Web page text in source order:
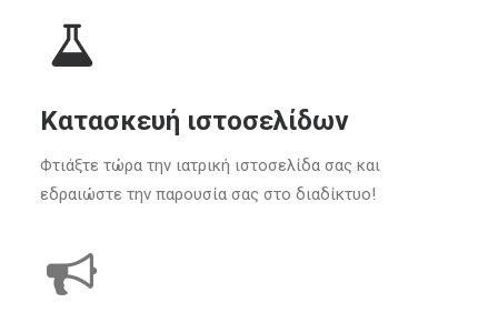
Κατασκευή ιστοσελίδων
Φτιάξτε τώρα την ιατρική ιστοσελίδα σας και
εδραιώστε την παρουσία σας στο διαδίκτυο!